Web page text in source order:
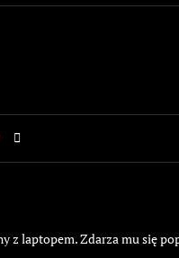
z laptopem. Zdarza mu się